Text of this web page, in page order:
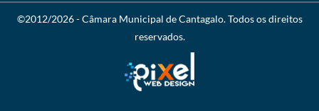
©2012/2026 -Câmara Municipal de Cantagalo. Todos os direitos
reservados.